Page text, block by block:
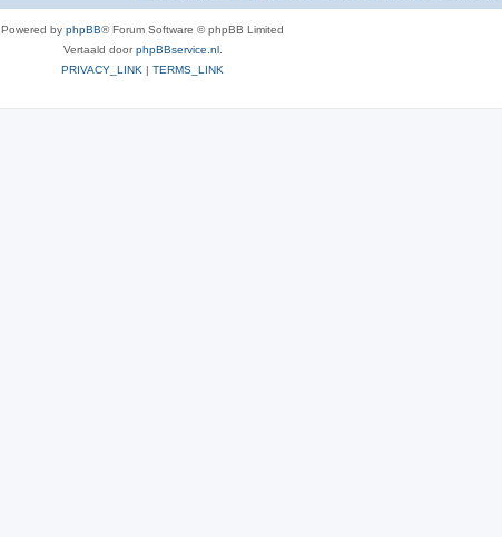
Powered by phpBB® Forum Software © phpBB Limited
Vertaald doorphpBBservice.nl.
PRIVACY_LINK | TERMS_LINK